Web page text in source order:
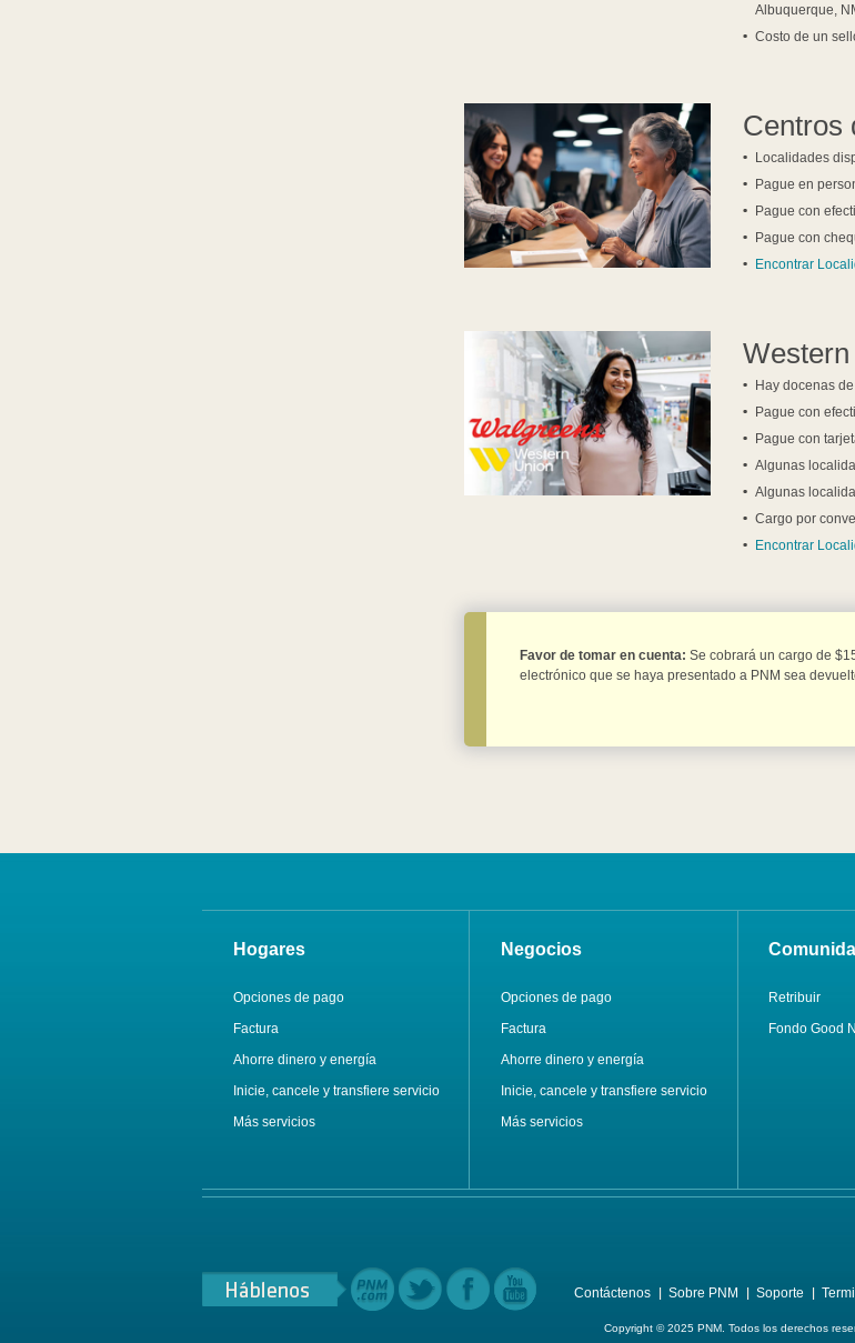
Albuquerque,
Costo de un
Centros
Localidades
Pague en
Pague con
Pague con
Encontrar
Hay docenas
Pague con
Pague con
Algunas
Algunas
Cargo por
Encontrar
Favor de tomar en cuenta: Se cobrará un cargo de
electrónico que se haya presentado a PNM sea
Hogares
Opciones de pago
Factura
Ahorre dinero y energía
Inicie, cancele y transfiere servicio
Más servicios
Negocios
Opciones de pago
Factura
Ahorre dinero y energía
Inicie, cancele y transfiere servicio
Más servicios
Retribuir
Fondo Good
Contáctenos Sobre PNM Soporte
Copyright © 2025 PNM. Todos los derechos